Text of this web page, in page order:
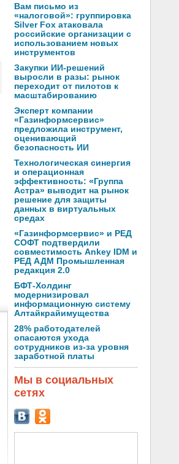
Вам письмо из
«налоговой»: группировка
Silver Fox атаковала
российские организации с
использованием новых
инструментов
Закупки ИИ-решений
выросли в разы: рынок
переходит от пилотов к
масштабированию
Эксперт компании
«Газинформсервис»
предложила инструмент,
оценивающий
безопасность ИИ
Технологическая синергия
и операционная
эффективность: «Группа
Астра» выводит на рынок
решение для защиты
данных в виртуальных
средах
«Газинформсервис» и РЕД
СОФТ подтвердили
совместимость Ankey IDM и
РЕД АДМ Промышленная
редакция 2.0
БФТ-Холдинг
модернизировал
информационную систему
Алтайкрайимущества
28% работодателей
опасаются ухода
сотрудников из-за уровня
заработной платы
Мы в социальных
сетях